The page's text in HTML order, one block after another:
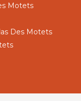
Motets
Des Motets